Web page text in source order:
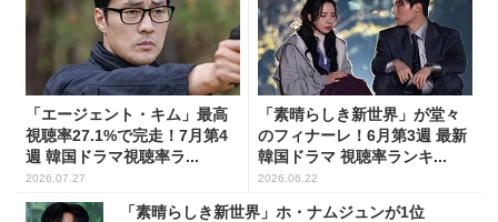
「エージェント・キム」最高
視聴率27.1%で完走！7月第4
週 韓国ドラマ視聴率ラ...
2026.07.27
「素晴らしき新世界」が堂々
のフィナーレ！6月第3週 最新
韓国ドラマ 視聴率ランキ...
2026.06.22
「素晴らしき新世界」ホ・ナムジュンが1位